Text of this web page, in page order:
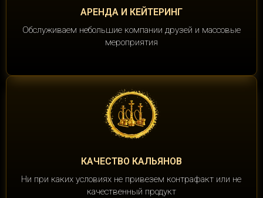
АРЕНДА И КЕЙТЕРИНГ
Обслуживаем небольшие компании друзей и массовые
мероприятия
КАЧЕСТВО КАЛЬЯНОВ
Ни при каких условиях не привезем контрафакт или не
качественный продукт